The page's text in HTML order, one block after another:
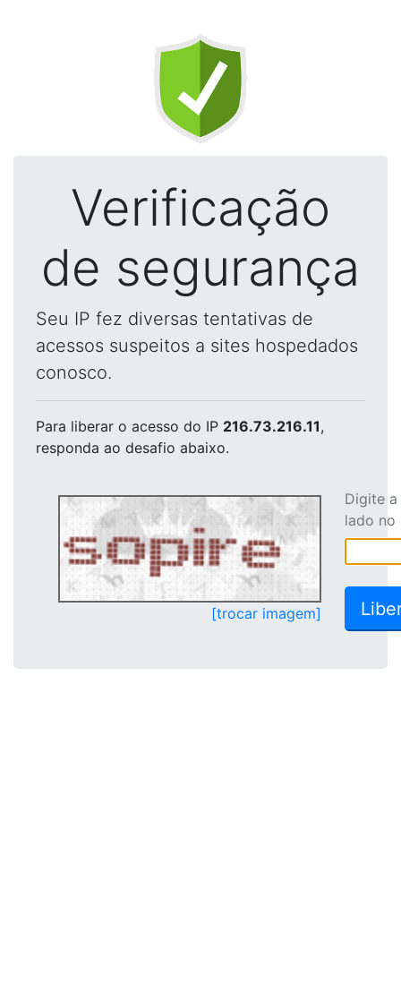
Verificação
de segurança
Seu IP fez diversas tentativas de
acessos suspeitos a sites hospedados
conosco.
Para liberar o acesso do IP 216.73.216.11,
responda ao desafio abaixo.
[trocar imagem]
Digite
lado no